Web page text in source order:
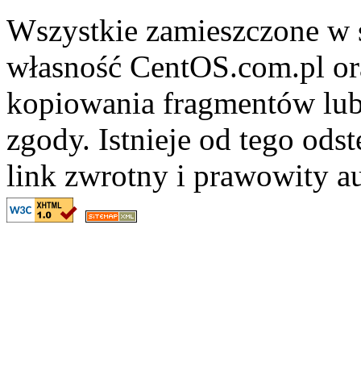
Wszystkie zamieszczone
własność CentOS.com.pl
kopiowania fragmentów
zgody. Istnieje od tego
link zwrotny i prawowity